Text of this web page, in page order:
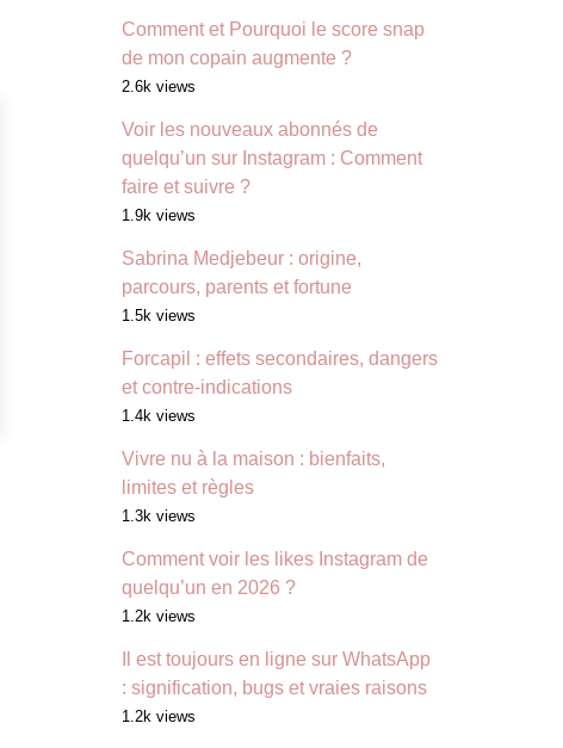
Comment et Pourquoi le score snap
de mon copain augmente ?
2.6k views
Voir les nouveaux abonnés de
quelqu’un sur Instagram : Comment
faire et suivre ?
1.9k views
Sabrina Medjebeur : origine,
parcours, parents et fortune
1.5k views
Forcapil : effets secondaires, dangers
et contre-indications
1.4k views
Vivre nu à la maison : bienfaits,
limites et règles
1.3k views
Comment voir les likes Instagram de
quelqu’un en 2026 ?
1.2k views
Il est toujours en ligne sur WhatsApp
: signification, bugs et vraies raisons
1.2k views